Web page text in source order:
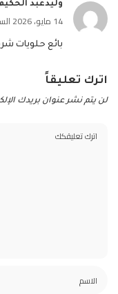
وليدعبد
14 مايو، 2026 الساعة 7:56 ص
بائع حلويات
اترك تعليقاً
لن يتم نشر عنوان بريدك